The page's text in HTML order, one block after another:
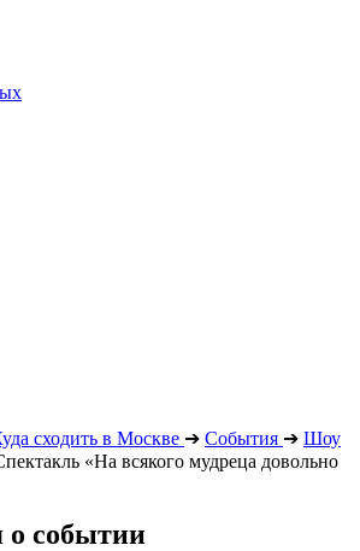
сходить в Москве ➔ События ➔ Шоу
«На всякого мудреца довольно
событии